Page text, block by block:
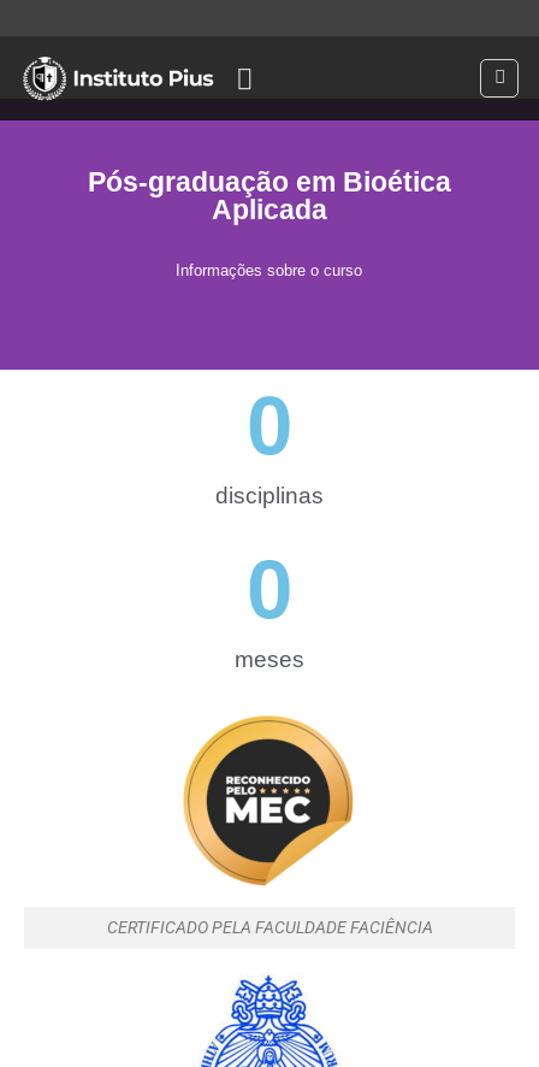
Pós-graduação em Bioética
Aplicada
Informações sobre o curso
disciplinas
0
meses
0
CERTIFICADO PELA FACULDADE FACIÊNCIA